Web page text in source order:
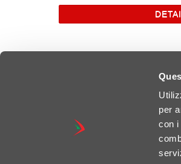
per
con i